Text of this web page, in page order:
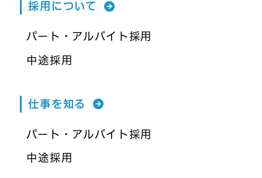
採用について
パート・アルバイト採用
中途採用
仕事を知る
パート・アルバイト採用
中途採用